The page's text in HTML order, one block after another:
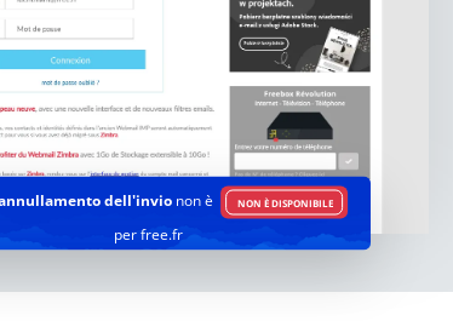
dell'invionon è NON È DISPONIBILE
per free.fr